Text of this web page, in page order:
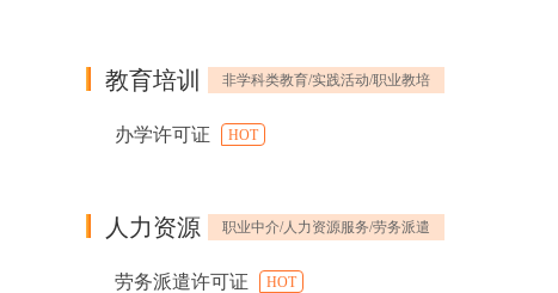
教育培训 非学科类教育/实践活动/职业教培
办学许可证 HOT
人力资源 职业中介/人力资源服务/劳务派遣
劳务派遣许可证 HOT